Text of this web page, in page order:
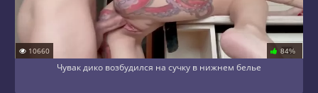
10660 84%
Чувак дико возбудился на сучку в нижнем белье